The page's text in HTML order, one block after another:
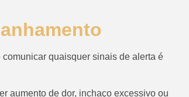
quaisquer sinais de alerta é
aumento de dor, inchaço excessivo ou